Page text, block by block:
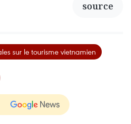
source
sur le tourisme vietnamien